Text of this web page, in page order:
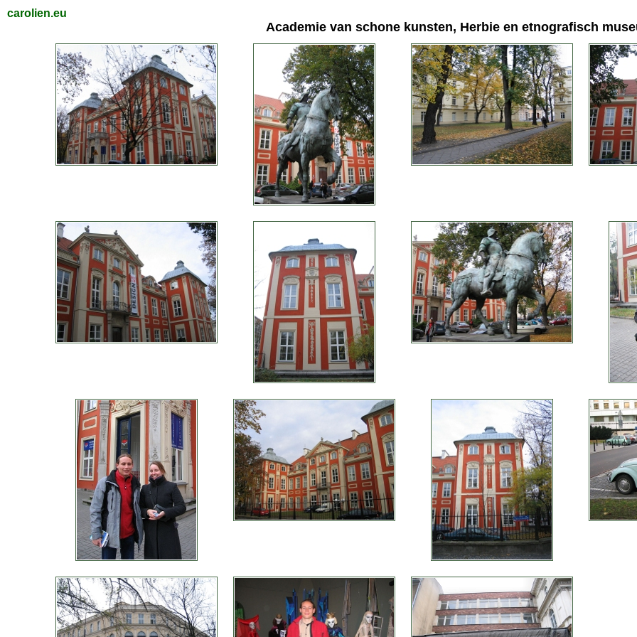
carolien.eu
Academie van schone kunsten, Herbie en etnografisch